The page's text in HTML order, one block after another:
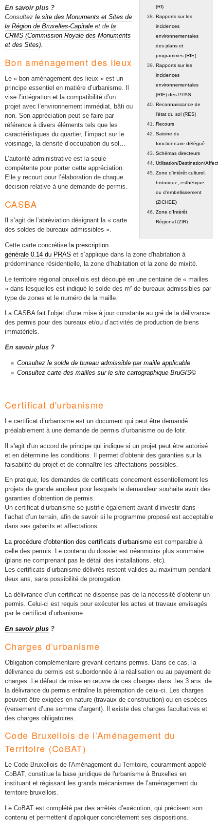
(RI)
Rapports sur les
incidences
environnementales
des plans et
programmes (RIE)
Rapports sur les
incidences
environnementales
(RIE) des PPAS
Reconnaissance de
l'état du sol (RES)
Recours
Saisine du
fonctionnaire délégué
Schémas directeurs
Utilisation/Destination/
Zone d'intérêt culturel,
historique, esthétique
ou d’embellissement
(ZICHEE)
Zone d'Intérêt
Régional (ZIR)
En savoir plus ?
Consultez le site des Monuments et Sites de
la Région de Bruxelles-Capitale et de la
CRMS (Commission Royale des Monuments
et des Sites)
Bon aménagement des lieux
Le « bon aménagement des lieux » est un
principe essentiel en matière d’urbanisme. Il
vise l’intégration et la compatibilité d’un
projet avec l’environnement immédiat, bâti ou
non. Son appréciation peut se faire par
référence à divers éléments tels que les
caractéristiques du quartier, l’impact sur le
voisinage, la densité d’occupation du sol…
L’autorité administrative est la seule
compétente pour porter cette appréciation.
Elle y recourt pour l’élaboration de chaque
décision relative à une demande de permis.
CASBA
Il s’agit de l’abréviation désignant la « carte
des soldes de bureaux admissibles ».
Cette carte concrétise la prescription
générale 0.14 du PRAS et s’applique dans la zone d'habitation à
prédominance résidentielle, la zone d’habitation et la zone de mixité.
Le territoire régional bruxellois est découpé en une centaine de « mailles
» dans lesquelles est indiqué le solde des m² de bureaux admissibles par
type de zones et le numéro de la maille.
La CASBA fait l’objet d’une mise à jour constante au gré de la délivrance
des permis pour des bureaux et/ou d’activités de production de biens
immatériels.
En savoir plus ?
Consultez le solde de bureau admissible par maille applicable
Consultez carte des mailles sur le site cartographique BruGIS©
Certificat d'urbanisme
Le certificat d’urbanisme est un document qui peut être demandé
préalablement à une demande de permis d’urbanisme ou de lotir.
Il s'agit d'un accord de principe qui indique si un projet peut être autorisé
et en détermine les conditions. Il permet d’obtenir des garanties sur la
faisabilité du projet et de connaître les affectations possibles.
En pratique, les demandes de certificats concernent essentiellement les
projets de grande ampleur pour lesquels le demandeur souhaite avoir des
garanties d’obtention de permis.
Un certificat d’urbanisme se justifie également avant d’investir dans
l’achat d’un terrain, afin de savoir si le programme proposé est acceptable
dans ses gabarits et affectations.
La procédure d’obtention des certificats d’urbanisme est comparable à
celle des permis. Le contenu du dossier est néanmoins plus sommaire
(plans ne comprenant pas le détail des installations, etc).
Les certificats d’urbanisme délivrés restent valides au maximum pendant
deux ans, sans possibilité de prorogation.
La délivrance d’un certificat ne dispense pas de la nécessité d’obtenir un
permis. Celui-ci est requis pour exécuter les actes et travaux envisagés
par le certificat d’urbanisme.
En savoir plus ?
Charges d'urbanisme
Obligation complémentaire grevant certains permis. Dans ce cas, la
délivrance du permis est subordonnée à la réalisation ou au payement de
charges. Le défaut de mise en œuvre de ces charges dans les 3 ans de
la délivrance du permis entraîne la péremption de celui-ci. Les charges
peuvent être exigées en nature (travaux de construction) ou en espèces
(versement d’une somme d’argent). Il existe des charges facultatives et
des charges obligatoires.
Code Bruxellois de l'Aménagement du
Territoire (CoBAT)
Le Code Bruxellois de l'Aménagement du Territoire, couramment appelé
CoBAT, constitue la base juridique de l'urbanisme à Bruxelles en
instituant et régissant les grands mécanismes de l’aménagement du
territoire bruxellois.
Le CoBAT est complété par des arrêtés d’exécution, qui précisent son
contenu et permettent d’appliquer concrètement ses dispositions.